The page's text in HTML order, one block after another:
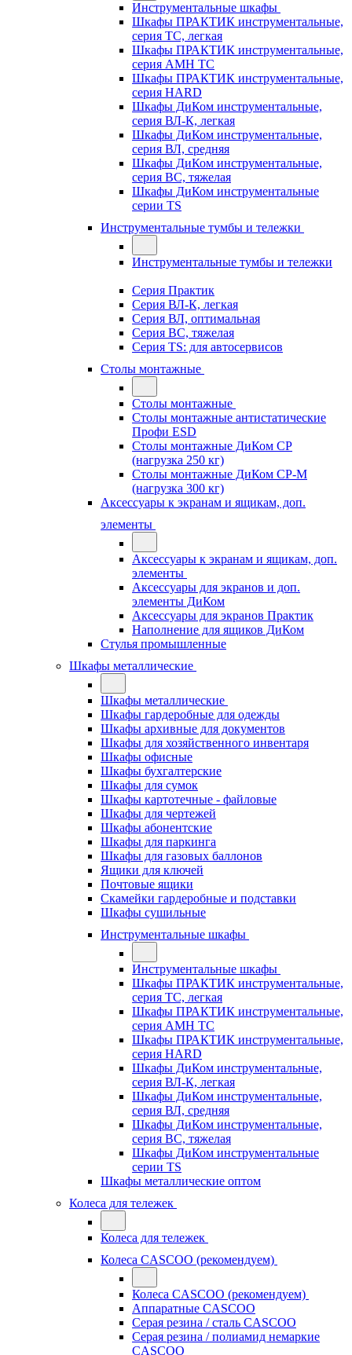
Инструментальные шкафы
Шкафы ПРАКТИК инструментальные,
серия TC, легкая
Шкафы ПРАКТИК инструментальные,
серия AMH TC
Шкафы ПРАКТИК инструментальные,
серия HARD
Шкафы ДиКом инструментальные,
cерия ВЛ-К, легкая
Шкафы ДиКом инструментальные,
серия ВЛ, средняя
Шкафы ДиКом инструментальные,
серия ВС, тяжелая
Шкафы ДиКом инструментальные
серии TS
Инструментальные тумбы и тележки
Инструментальные тумбы и тележки
Серия Практик
Серия ВЛ-К, легкая
Серия ВЛ, оптимальная
Серия ВС, тяжелая
Серия TS: для автосервисов
Столы монтажные
Столы монтажные
Столы монтажные антистатические
Профи ESD
Столы монтажные ДиКом СР
(нагрузка 250 кг)
Столы монтажные ДиКом СР-М
(нагрузка 300 кг)
Аксессуары к экранам и ящикам, доп.
элементы
Аксессуары к экранам и ящикам, доп.
элементы
Аксессуары для экранов и доп.
элементы ДиКом
Аксессуары для экранов Практик
Наполнение для ящиков ДиКом
Стулья промышленные
Шкафы металлические
Шкафы металлические
Шкафы гардеробные для одежды
Шкафы архивные для документов
Шкафы для хозяйственного инвентаря
Шкафы офисные
Шкафы бухгалтерские
Шкафы для сумок
Шкафы картотечные - файловые
Шкафы для чертежей
Шкафы абонентские
Шкафы для паркинга
Шкафы для газовых баллонов
Ящики для ключей
Почтовые ящики
Скамейки гардеробные и подставки
Шкафы сушильные
Инструментальные шкафы
Инструментальные шкафы
Шкафы ПРАКТИК инструментальные,
серия ТC, легкая
Шкафы ПРАКТИК инструментальные,
серия AMH TC
Шкафы ПРАКТИК инструментальные,
серия HARD
Шкафы ДиКом инструментальные,
cерия ВЛ-К, легкая
Шкафы ДиКом инструментальные,
серия ВЛ, средняя
Шкафы ДиКом инструментальные,
серия ВС, тяжелая
Шкафы ДиКом инструментальные
серии TS
Шкафы металлические оптом
Колеса для тележек
Колеса для тележек
Колеса CASCOO (рекомендуем)
Колеса CASCOO (рекомендуем)
Аппаратные CASCOO
Серая резина / сталь CASCOO
Серая резина / полиамид немаркие
CASCOO